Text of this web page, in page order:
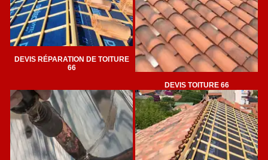
DEVIS RÉPARATION DE TOITURE
66
DEVIS TOITURE 66